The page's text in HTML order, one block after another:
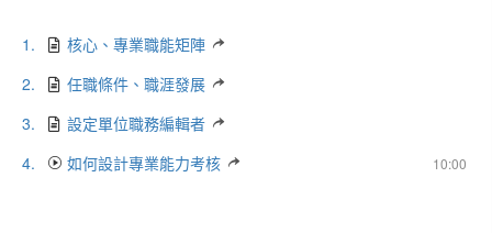
1.
核心、專業職能矩陣
2.
任職條件、職涯發展
3.
設定單位職務編輯者
4.
10:00
如何設計專業能力考核